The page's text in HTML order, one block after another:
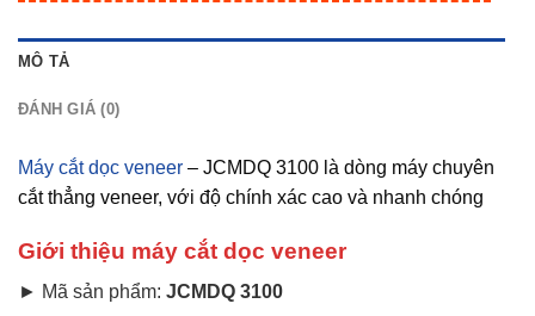
MÔ TẢ
ĐÁNH GIÁ (0)
Máy cắt dọc veneer – JCMDQ 3100 là dòng máy chuyên
cắt thẳng veneer, với độ chính xác cao và nhanh chóng
Giới thiệu máy cắt dọc veneer
► Mã sản phẩm: JCMDQ 3100